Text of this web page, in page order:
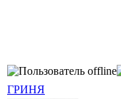
ГРИНЯ